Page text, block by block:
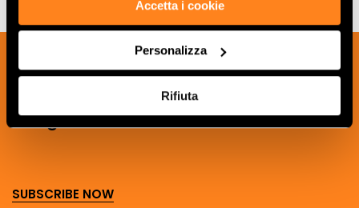
Accetta i cookie
Personalizza
Rifiuta
Sign up to our newsletter to receive
news, updates and ideas creatives from
the world of ceramics and interior
design.
SUBSCRIBE NOW